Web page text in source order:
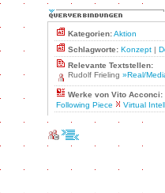
Kategorien:Aktion
Schlagworte: Konzept |
Relevante Textstellen:
Rudolf Frieling »Real/
Werke von Vito Acconci:
Following Piece
Virtual